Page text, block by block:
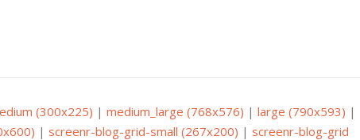
(300x225) | medium_large (768x576) | large (790x593) |
| screenr-blog-grid-small (267x200) | screenr-blog-grid